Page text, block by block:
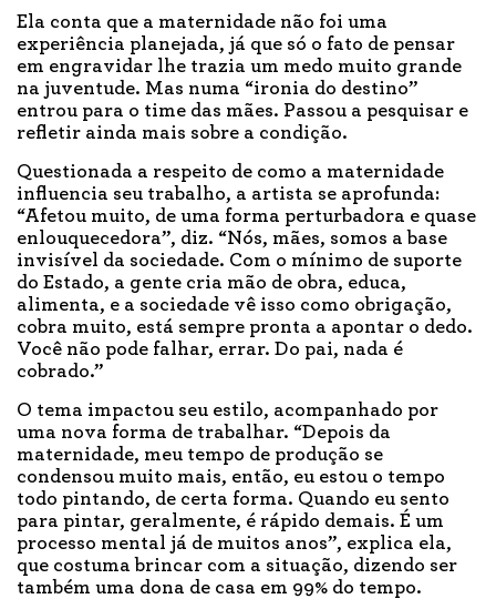
Ela conta que a maternidade não foi uma
experiência planejada, já que só o fato de pensar
em engravidar lhe trazia um medo muito grande
na juventude. Mas numa “ironia do destino”
entrou para o time das mães. Passou a pesquisar e
refletir ainda mais sobre a condição.
Questionada a respeito de como a maternidade
influencia seu trabalho, a artista se aprofunda:
“Afetou muito, de uma forma perturbadora e quase
enlouquecedora”, diz. “Nós, mães, somos a base
invisível da sociedade. Com o mínimo de suporte
do Estado, a gente cria mão de obra, educa,
alimenta, e a sociedade vê isso como obrigação,
cobra muito, está sempre pronta a apontar o dedo.
Você não pode falhar, errar. Do pai, nada é
cobrado.”
O tema impactou seu estilo, acompanhado por
uma nova forma de trabalhar. “Depois da
maternidade, meu tempo de produção se
condensou muito mais, então, eu estou o tempo
todo pintando, de certa forma. Quando eu sento
para pintar, geralmente, é rápido demais. É um
processo mental já de muitos anos”, explica ela,
que costuma brincar com a situação, dizendo ser
também uma dona de casa em 99% do tempo.